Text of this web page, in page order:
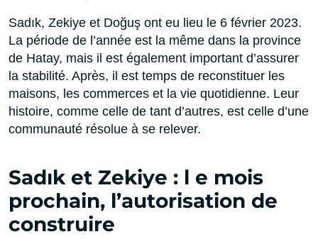
Sadık, Zekiye et Doğuş ont eu lieu le 6 février 2023.
La période de l’année est la même dans la province
de Hatay, mais il est également important d’assurer
la stabilité. Après, il est temps de reconstituer les
maisons, les commerces et la vie quotidienne. Leur
histoire, comme celle de tant d’autres, est celle d’une
communauté résolue à se relever.
Sadık et Zekiye : l e mois
prochain, l’autorisation de
construire